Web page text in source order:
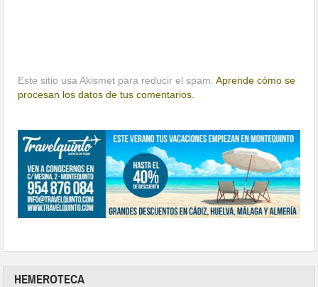
Este sitio usa Akismet para reducir el spam.Aprende cómo se
procesan los datos de tus comentarios.
HEMEROTECA